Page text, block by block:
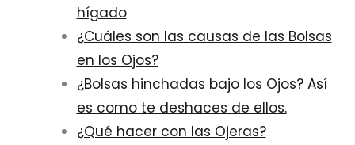
hígado
¿Cuáles son las causas de las Bolsas
en los Ojos?
¿Bolsas hinchadas bajo los Ojos? Así
es como te deshaces de ellos.
¿Qué hacer con las Ojeras?